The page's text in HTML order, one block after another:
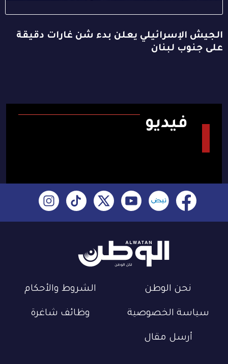
الجيش الإسرائيلي يعلن بدء شن غارات دقيقة
على جنوب لبنان
فيديو
نحن الوطن الشروط والأحكام
سياسة الخصوصية وظائف شاغرة
أرسل مقال